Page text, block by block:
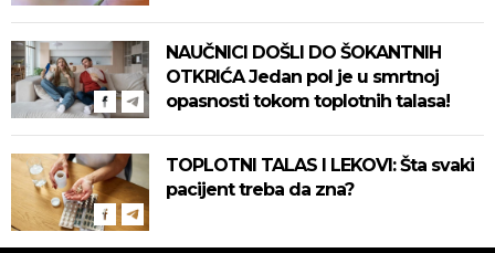
NAUČNICI DOŠLI DO ŠOKANTNIH
OTKRIĆA Jedan pol je u smrtnoj
opasnosti tokom toplotnih talasa!
TOPLOTNI TALAS I LEKOVI: Šta svaki
pacijent treba da zna?